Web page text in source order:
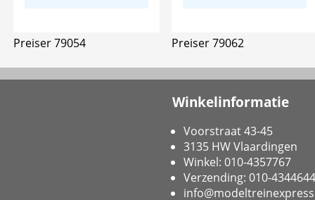
Preiser 79054 Preiser 79062
Winkelinformatie
Voorstraat 43-45
3135 HW Vlaardingen
Winkel: 010-4357767
Verzending: 010-4344644